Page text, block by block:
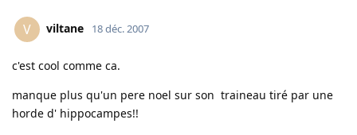
V viltane 18 déc. 2007
c'est cool comme ca.
manque plus qu'un pere noel sur son traineau tiré par une
horde d' hippocampes!!